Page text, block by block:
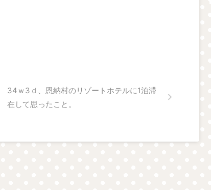
34ｗ3ｄ、恩納村のリゾートホテルに1泊滞
在して思ったこと。